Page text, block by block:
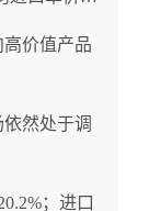
价值产品
然处于调
；进口